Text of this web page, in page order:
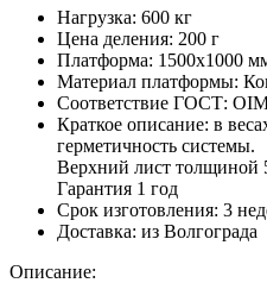
Нагрузка: 600 кг
Цена деления: 200 г
Платформа: 1500х1000
Материал платформы:
Соответствие ГОСТ:
Краткое описание: в
герметичность системы.
Верхний лист толщиной
Гарантия 1 год
Срок изготовления: 3
Доставка: из Волгограда
Описание: